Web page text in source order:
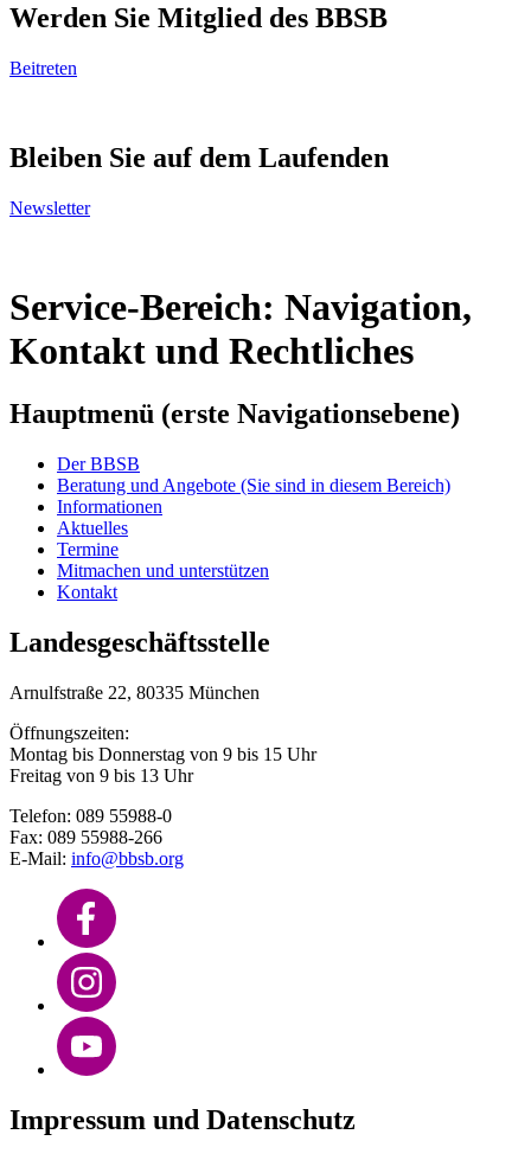
Werden Sie Mitglied des BBSB
Beitreten
Bleiben Sie auf dem Laufenden
Newsletter
Service-Bereich: Navigation,
Kontakt und Rechtliches
Hauptmenü (erste Navigationsebene)
Der BBSB
Beratung und Angebote (Sie sind in diesem Bereich)
Informationen
Aktuelles
Termine
Mitmachen und unterstützen
Kontakt
Landesgeschäftsstelle
Arnulfstraße 22, 80335 München
Öffnungszeiten:
Montag bis Donnerstag von 9 bis 15 Uhr
Freitag von 9 bis 13 Uhr
Telefon: 089 55988-0
Fax: 089 55988-266
E-Mail: info@bbsb.org
Impressum und Datenschutz